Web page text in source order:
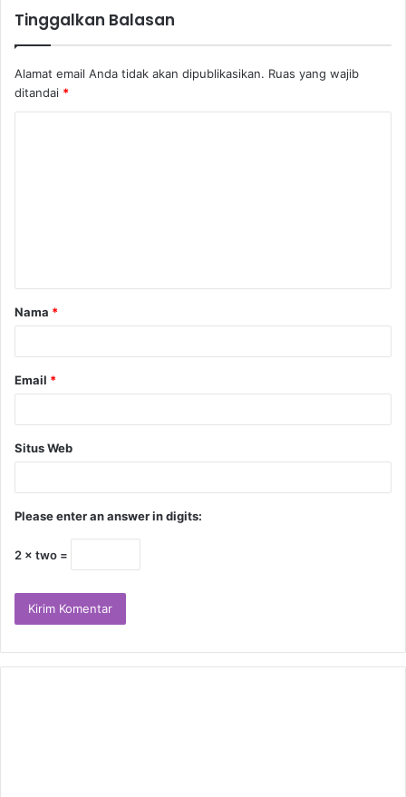
Tinggalkan Balasan
Alamat email Anda tidak akan dipublikasikan. Ruas yang wajib
ditandai *
Nama *
Email *
Situs Web
Please enter an answer in digits:
2 × two =